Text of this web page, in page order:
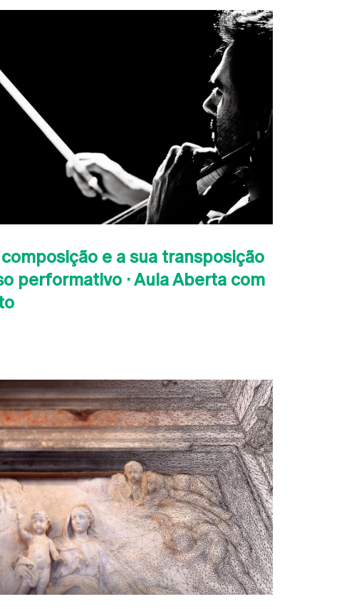
e a sua transposição
performativo · Aula Aberta com